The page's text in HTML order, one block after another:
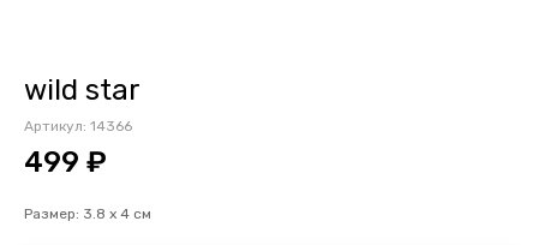
wild star
Артикул: 14366
499 ₽
Размер: 3.8 х 4 см